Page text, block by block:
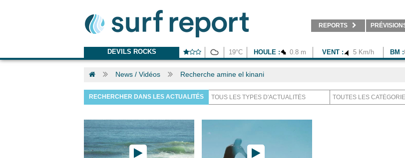
REPORTS
DEVILS ROCKS 19°C HOULE : 0.8 m VENT : 5 Km/h BM :
News / Vidéos Recherche amine el kinani
RECHERCHER DANS LES ACTUALITÉS